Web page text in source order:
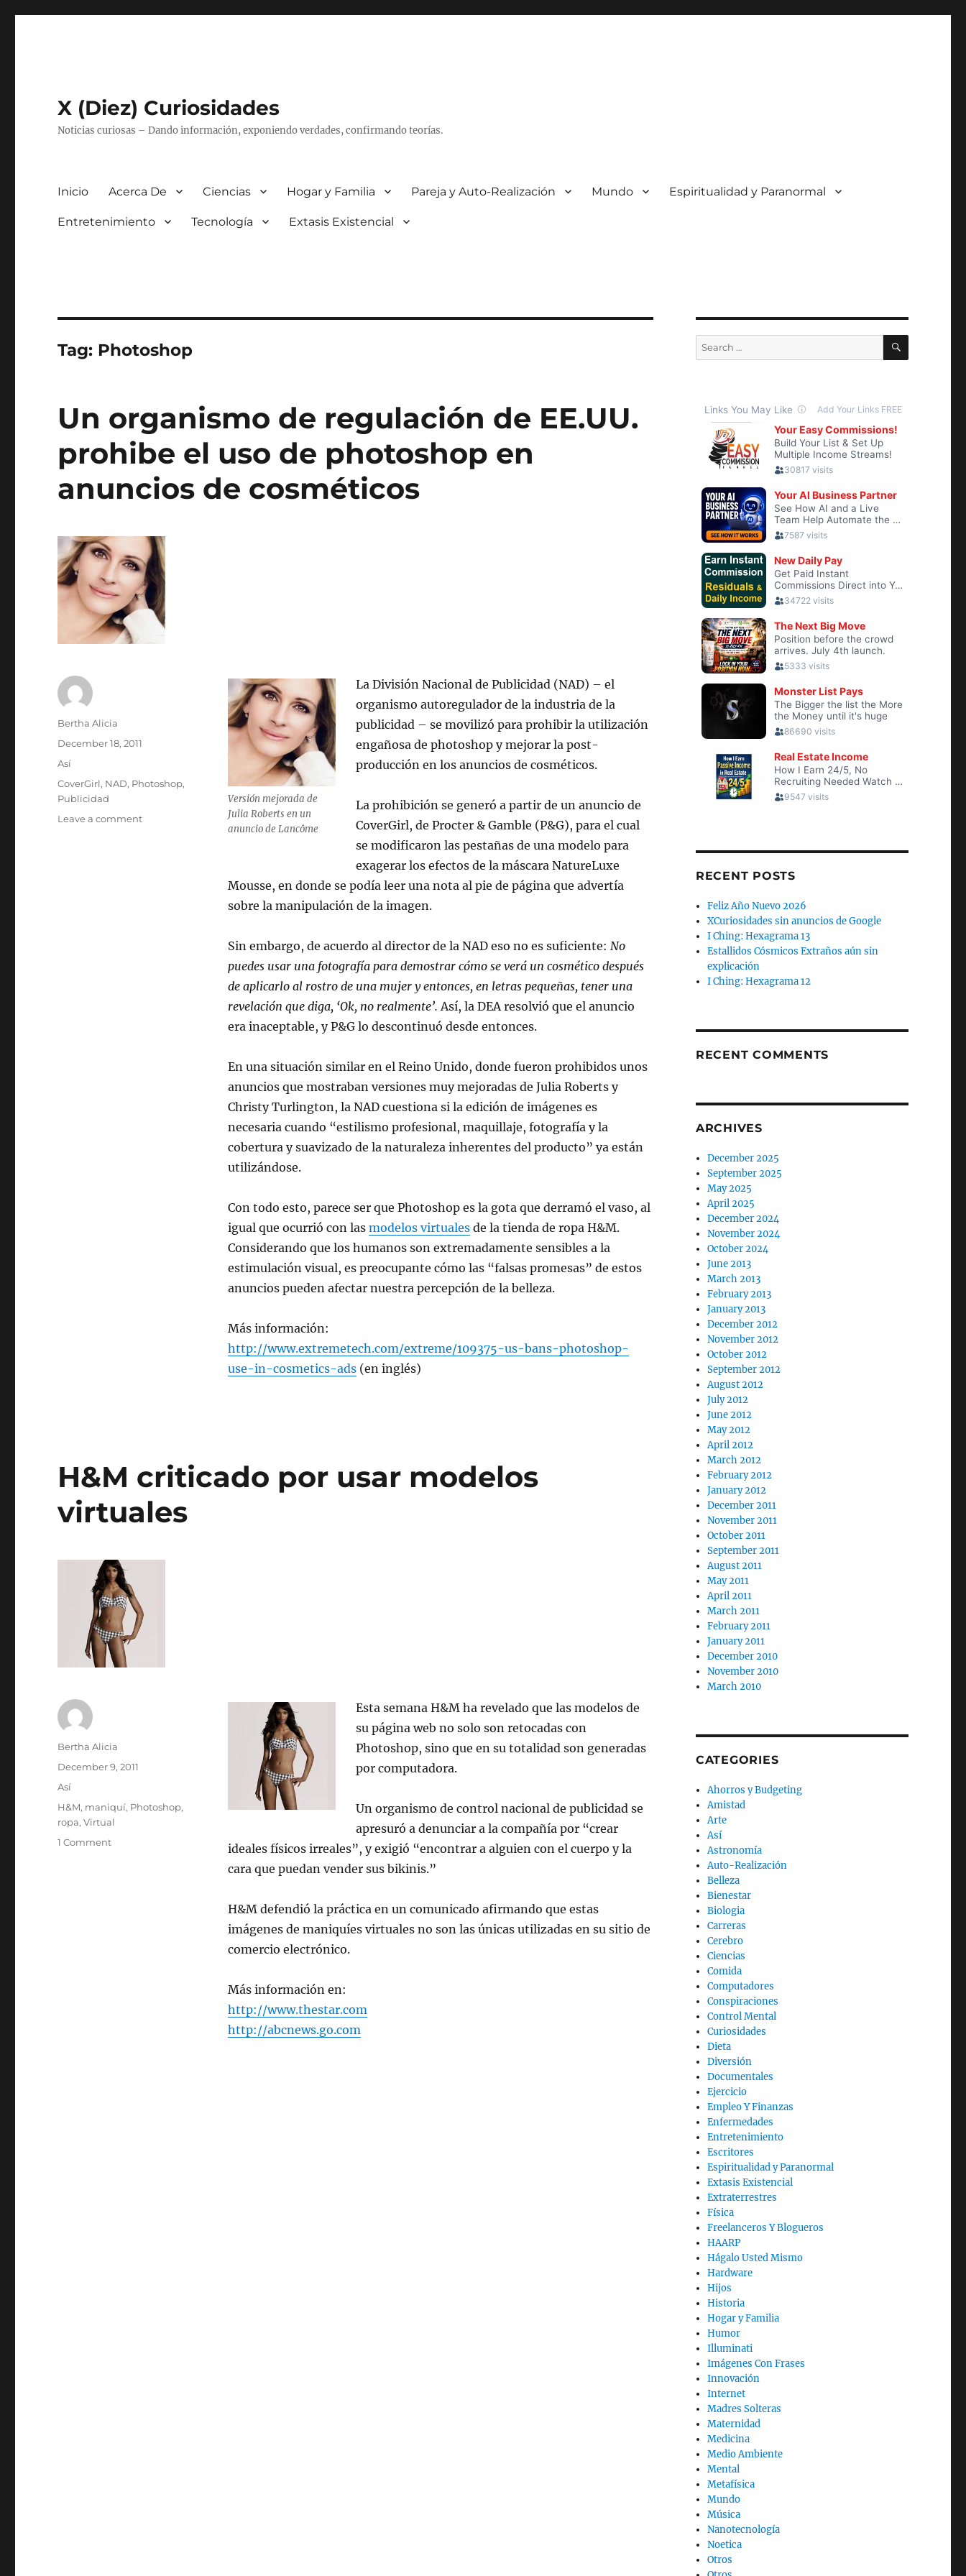
X (Diez) Curiosidades
Noticias curiosas – Dando información, exponiendo verdades, confirmando teorías.
Inicio Acerca De Ciencias Hogar y Familia Pareja y Auto-Realización Mundo Espiritualidad y Paranormal
Entretenimiento Tecnología Extasis Existencial
Tag: Photoshop
Un organismo de regulación de EE.UU.
prohibe el uso de photoshop en
anuncios de cosméticos
Versión mejorada de
Julia Roberts en un
anuncio de Lancôme
La División Nacional de Publicidad (NAD) – el
organismo autoregulador de la industria de la
publicidad – se movilizó para prohibir la utilización
engañosa de photoshop y mejorar la post-
producción en los anuncios de cosméticos.
La prohibición se generó a partir de un anuncio de
CoverGirl, de Procter & Gamble (P&G), para el cual
se modificaron las pestañas de una modelo para
exagerar los efectos de la máscara NatureLuxe
Mousse, en donde se podía leer una nota al pie de página que advertía
sobre la manipulación de la imagen.
Sin embargo, de acuerdo al director de la NAD eso no es suficiente: No
puedes usar una fotografía para demostrar cómo se verá un cosmético después
de aplicarlo al rostro de una mujer y entonces, en letras pequeñas, tener una
revelación que diga, ‘Ok, no realmente’. Así, la DEA resolvió que el anuncio
era inaceptable, y P&G lo descontinuó desde entonces.
En una situación similar en el Reino Unido, donde fueron prohibidos unos
anuncios que mostraban versiones muy mejoradas de Julia Roberts y
Christy Turlington, la NAD cuestiona si la edición de imágenes es
necesaria cuando “estilismo profesional, maquillaje, fotografía y la
cobertura y suavizado de la naturaleza inherentes del producto” ya están
utilizándose.
Con todo esto, parece ser que Photoshop es la gota que derramó el vaso, al
igual que ocurrió con las modelos virtualesde la tienda de ropa H&M.
Considerando que los humanos son extremadamente sensibles a la
estimulación visual, es preocupante cómo las “falsas promesas” de estos
anuncios pueden afectar nuestra percepción de la belleza.
Más información:
http://www.extremetech.com/extreme/109375-us-bans-photoshop-
use-in-cosmetics-ads(en inglés)
Author
Bertha Alicia
Posted
December 18, 2011
Categories
Así
Tags
CoverGirl, NAD, Photoshop,
Publicidad
Leave a commenton
H&M criticado por usar modelos
virtuales
Esta semana H&M ha revelado que las modelos de
su página web no solo son retocadas con
Photoshop, sino que en su totalidad son generadas
por computadora.
Un organismo de control nacional de publicidad se
apresuró a denunciar a la compañía por “crear
ideales físicos irreales”, y exigió “encontrar a alguien con el cuerpo y la
cara que puedan vender sus bikinis.”
H&M defendió la práctica en un comunicado afirmando que estas
imágenes de maniquíes virtuales no son las únicas utilizadas en su sitio de
comercio electrónico.
Más información en:
http://www.thestar.com
http://abcnews.go.com
Author
Bertha Alicia
Posted
December 9, 2011
Categories
Así
Tags
H&M, maniquí, Photoshop,
ropa,Virtual
1 Commenton
Search
for:
SEARCH
RECENT POSTS
Feliz Año Nuevo 2026
XCuriosidades sin anuncios de Google
I Ching: Hexagrama 13
Estallidos Cósmicos Extraños aún sin
explicación
I Ching: Hexagrama 12
RECENT COMMENTS
ARCHIVES
December 2025
September 2025
May 2025
April 2025
December 2024
November 2024
October 2024
June 2013
March 2013
February 2013
January 2013
December 2012
November 2012
October 2012
September 2012
August 2012
July 2012
June 2012
May 2012
April 2012
March 2012
February 2012
January 2012
December 2011
November 2011
October 2011
September 2011
August 2011
May 2011
April 2011
March 2011
February 2011
January 2011
December 2010
November 2010
March 2010
CATEGORIES
Ahorros y Budgeting
Amistad
Arte
Así
Astronomía
Auto-Realización
Belleza
Bienestar
Biologia
Carreras
Cerebro
Ciencias
Comida
Computadores
Conspiraciones
Control Mental
Curiosidades
Dieta
Diversión
Documentales
Ejercicio
Empleo Y Finanzas
Enfermedades
Entretenimiento
Escritores
Espiritualidad y Paranormal
Extasis Existencial
Extraterrestres
Física
Freelanceros Y Blogueros
HAARP
Hágalo Usted Mismo
Hardware
Hijos
Historia
Hogar y Familia
Humor
Illuminati
Imágenes Con Frases
Innovación
Internet
Madres Solteras
Maternidad
Medicina
Medio Ambiente
Mental
Metafísica
Mundo
Música
Nanotecnología
Noetica
Otros